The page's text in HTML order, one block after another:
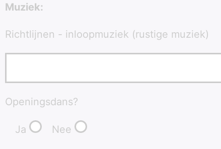
Muziek:
Richtlijnen - inloopmuziek (rustige muziek)
Openingsdans?
Ja Nee